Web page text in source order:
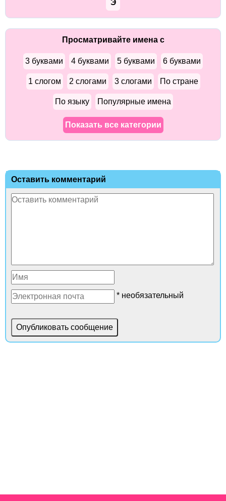
Э
Просматривайте имена с
3 буквами 4 буквами 5 буквами 6 буквами
1 слогом 2 слогами 3 слогами По стране
По языку Популярные имена
Показать все категории
Оставить комментарий
* необязательный